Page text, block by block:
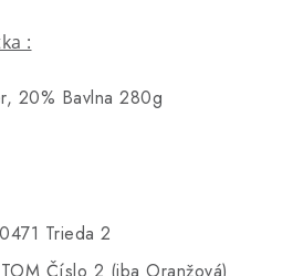
:
20% Bavlna 280g
Trieda 2